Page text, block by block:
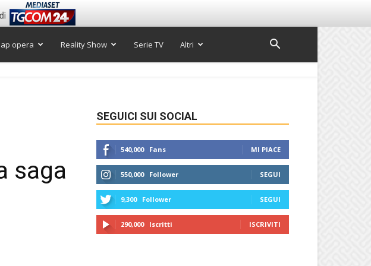
opera Reality Show Serie TV Altri
saga
SEGUICI SUI SOCIAL
540,000 Fans MI PIACE
550,000 Follower SEGUI
9,300 Follower SEGUI
290,000 Iscritti ISCRIVITI